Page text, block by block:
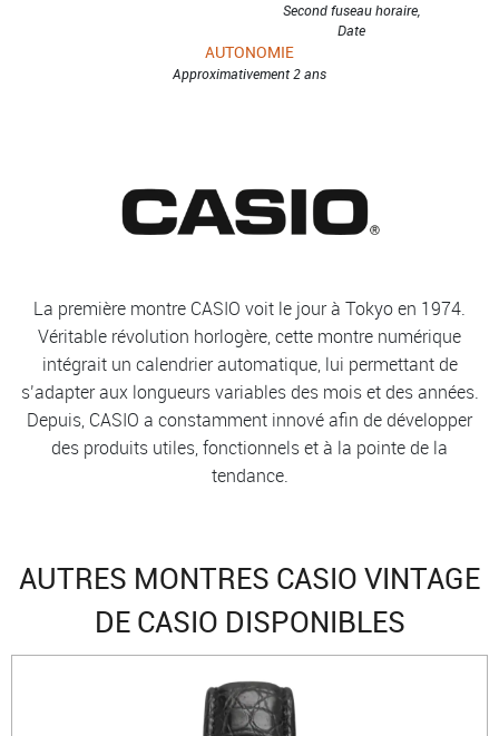
Second fuseau horaire,
Date
AUTONOMIE
Approximativement 2 ans
La première montre CASIO voit le jour à Tokyo en 1974.
Véritable révolution horlogère, cette montre numérique
intégrait un calendrier automatique, lui permettant de
s’adapter aux longueurs variables des mois et des années.
Depuis, CASIO a constamment innové afin de développer
des produits utiles, fonctionnels et à la pointe de la
tendance.
AUTRES MONTRES CASIO VINTAGE
DE CASIO DISPONIBLES